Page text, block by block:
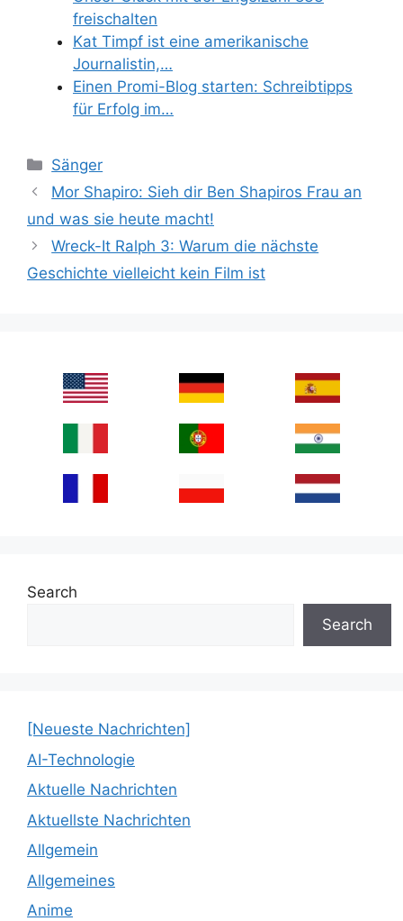
freischalten
Kat Timpf ist eine amerikanische
Journalistin,…
Einen Promi-Blog starten: Schreibtipps
für Erfolg im…
Categories
Sänger
Mor Shapiro: Sieh dir Ben Shapiros Frau an
und was sie heute macht!
Wreck-It Ralph 3: Warum die nächste
Geschichte vielleicht kein Film ist
Search
Search
[Neueste Nachrichten]
AI-Technologie
Aktuelle Nachrichten
Aktuellste Nachrichten
Allgemein
Allgemeines
Anime